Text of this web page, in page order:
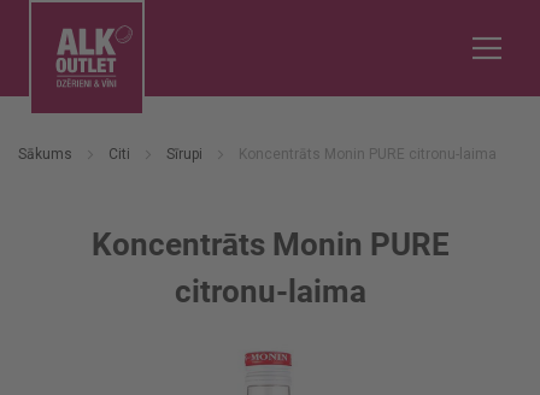
Sākums Citi Sīrupi Koncentrāts Monin PURE citronu-laima
Koncentrāts Monin PURE
citronu-laima